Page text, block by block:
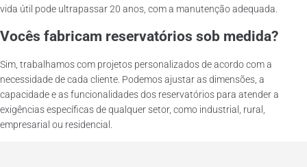
vida útil pode ultrapassar 20 anos, com a manutenção adequada.
Vocês fabricam reservatórios sob medida?
Sim, trabalhamos com projetos personalizados de acordo com a
necessidade de cada cliente. Podemos ajustar as dimensões, a
capacidade e as funcionalidades dos reservatórios para atender a
exigências específicas de qualquer setor, como industrial, rural,
empresarial ou residencial.